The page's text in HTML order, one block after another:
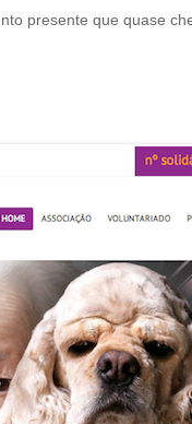
presente que quase